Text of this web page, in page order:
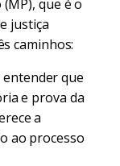
que é o
justiça
caminhos:
entender que
e prova da
a
ao processo